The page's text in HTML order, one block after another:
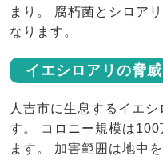
まり。 腐朽菌とシロア
なります。
イエシロアリの脅威
人吉市に生息するイエ
す。 コロニー規模は100
ます。 加害範囲は地中